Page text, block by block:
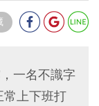
一名不識字
上下班打